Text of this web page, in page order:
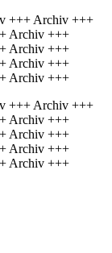
+++ Archiv +++
Archiv +++
Archiv +++
Archiv +++
Archiv +++
+++ Archiv +++
Archiv +++
Archiv +++
Archiv +++
Archiv +++